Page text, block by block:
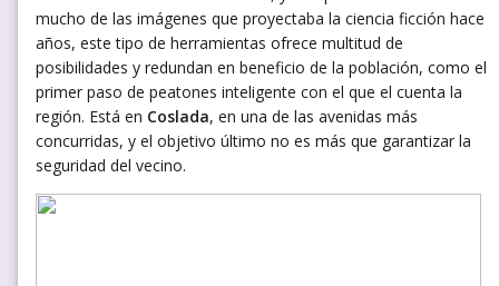
mucho de las imágenes que proyectaba la ciencia ficción hace
años, este tipo de herramientas ofrece multitud de
posibilidades y redundan en beneficio de la población, como el
primer paso de peatones inteligente con el que el cuenta la
región. Está en Coslada, en una de las avenidas más
concurridas, y el objetivo último no es más que garantizar la
seguridad del vecino.